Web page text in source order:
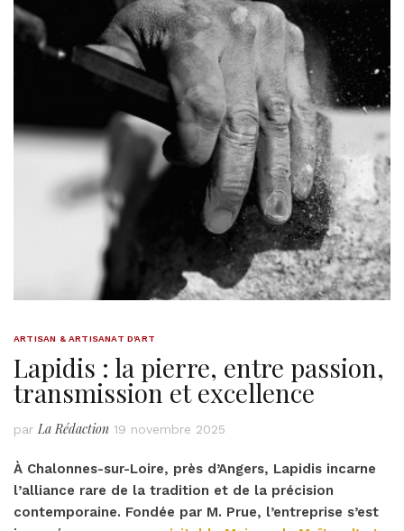
ARTISAN & ARTISANAT D'ART
Lapidis : la pierre, entre passion,
transmission et excellence
par La Rédaction 19 novembre 2025
À Chalonnes-sur-Loire, près d’Angers, Lapidis incarne
l’alliance rare de la tradition et de la précision
contemporaine. Fondée par M. Prue, l’entreprise s’est